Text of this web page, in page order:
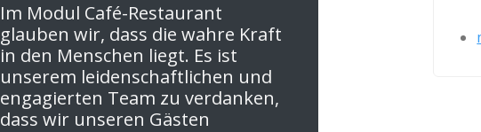
Im Modul Café-Restaurant
glauben wir, dass die wahre Kraft
in den Menschen liegt. Es ist
unserem leidenschaftlichen und
engagierten Team zu verdanken,
dass wir unseren Gästen